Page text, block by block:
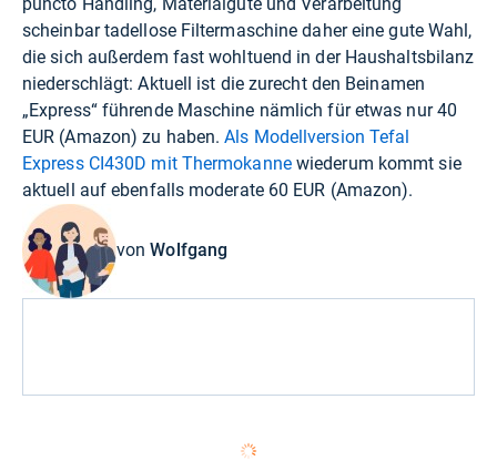
scheinbar tadellose Filtermaschine daher eine gute Wahl,
die sich außerdem fast wohltuend in der Haushaltsbilanz
niederschlägt: Aktuell ist die zurecht den Beinamen
„Express“ führende Maschine nämlich für etwas nur 40
EUR (Amazon) zu haben.Als Modellversion Tefal
Express CI430D mit Thermokannewiederum kommt sie
aktuell auf ebenfalls moderate 60 EUR (Amazon).
vonWolfgang